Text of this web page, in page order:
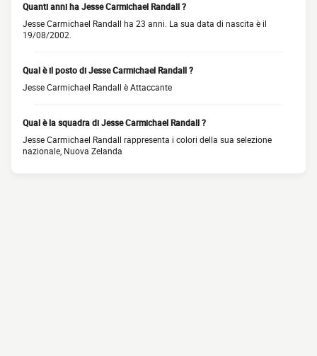
Quanti anni ha Jesse Carmichael Randall ?
Jesse Carmichael Randall ha 23 anni. La sua data di nascita è il
19/08/2002.
Qual è il posto di Jesse Carmichael Randall ?
Jesse Carmichael Randall è Attaccante
Qual è la squadra di Jesse Carmichael Randall ?
Jesse Carmichael Randall rappresenta i colori della sua selezione
nazionale, Nuova Zelanda